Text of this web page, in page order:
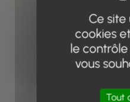
Ce site
cookies
le
vous
Tout